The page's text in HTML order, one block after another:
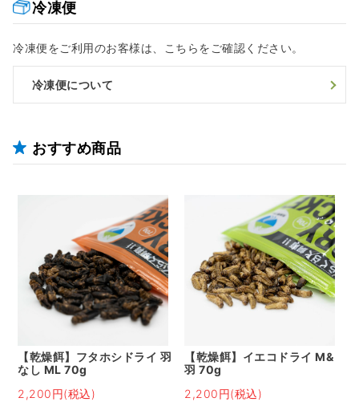
冷凍便
冷凍便をご利用のお客様は、こちらをご確認ください。
冷凍便について
おすすめ商品
【乾燥餌】フタホシドライ 羽
なし ML 70g
2,200円(税込)
【乾燥餌】イエコドライ M&
羽 70g
2,200円(税込)